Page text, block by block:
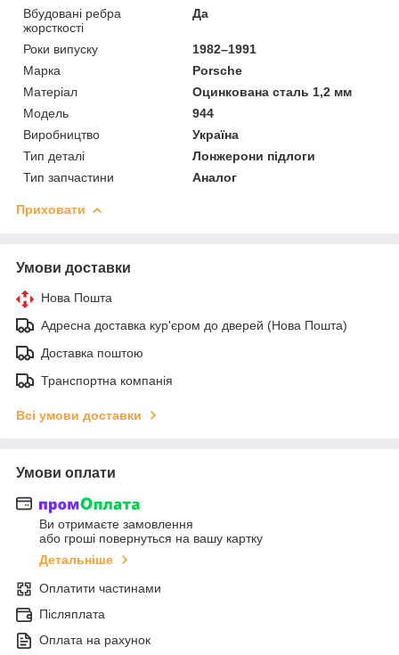
Вбудовані ребра
жорсткості
Да
Роки випуску
1982–1991
Марка
Porsche
Матеріал
Оцинкована сталь 1,2 мм
Мoдель
944
Виробництво
Україна
Тип деталі
Лонжерони підлоги
Тип запчастини
Аналог
Приховати
Умови доставки
Нова Пошта
Адресна доставка кур'єром до дверей (Нова Пошта)
Доставка поштою
Транспортна компанія
Всі умови доставки
Умови оплати
Ви отримаєте замовлення
або гроші повернуться на вашу картку
Детальніше
Оплатити частинами
Післяплата
Оплата на рахунок